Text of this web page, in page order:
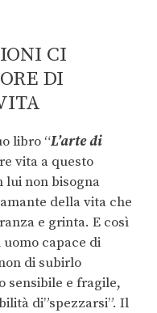
CI
DI
libro “L’arte di
vita a questo
lui non bisogna
della vita che
e grinta. E così
capace di
di subirlo
sensibile e fragile,
di”spezzarsi”. Il